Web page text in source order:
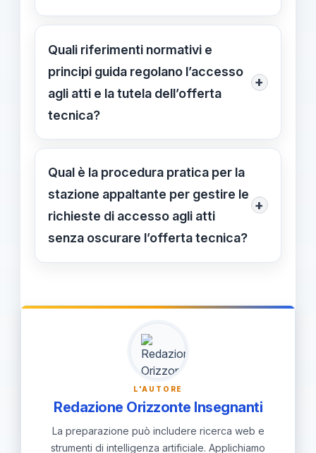
richiesta esplicita e valutazione
positiva delle ragioni di riservatezza.
Riferimenti: Art. 36, comma 3; Parere
Cons. Stato 61/2026; Comunicato
ANAC 10/2026.
L’oscura è ammessa solo su parti
specifiche dell’offerta tecnica, su
richiesta esplicita dell’operatore
economico, e previa valutazione
positiva delle ragioni di riservatezza
Consiglio di Stato 61/2026.
Quali riferimenti normativi e
principi guida regolano l’accesso
agli atti e la tutela dell’offerta
tecnica?
+
Riferimenti principali: Art. 36, comma
3; Codice dei contratti pubblici;
Parere Consiglio di Stato 61/2026;
Comunicato ANAC 10/2026 (del
06/05/2026). Il Consiglio di Stato
Qual è la procedura pratica per la
stazione appaltante per gestire le
richieste di accesso agli atti
senza oscurare l’offerta tecnica?
+
Verifica la natura della richiesta
motivazioni dettagliate per eventuale
oscuramento; applica l’articolo 36 e
comunica la decisione spiegando
cosa resta accessibile e cosa è
oscurato.
L'AUTORE
Redazione Orizzonte Insegnanti
La preparazione può includere ricerca web e
strumenti di intelligenza artificiale. Applichiamo